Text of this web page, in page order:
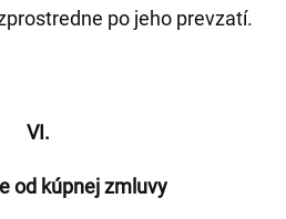
po jeho prevzatí.
VI.
od kúpnej zmluvy